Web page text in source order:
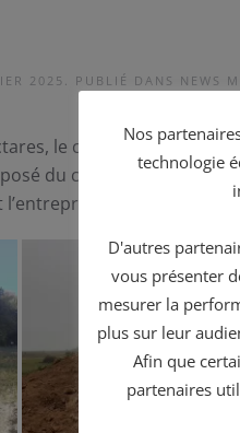
2025 . PUBLIÉ DANS NEWS
le circuit de
du circuit et visible à
Chardot fidèle
Nos
technologie
D'autres
vous présenter
mesurer la
plus sur leur
Afin que
partenaires